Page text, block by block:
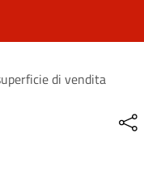
di vendita